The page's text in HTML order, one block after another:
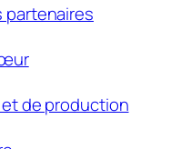
partenaires
et de production